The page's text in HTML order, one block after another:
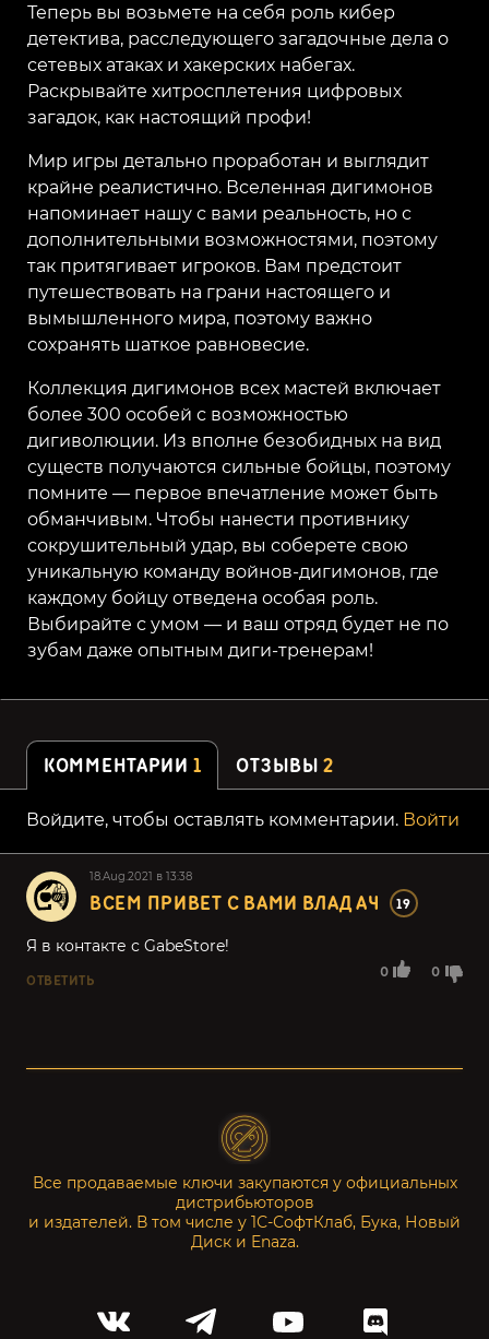
Теперь вы возьмете на себя роль кибер
детектива, расследующего загадочные дела о
сетевых атаках и хакерских набегах.
Раскрывайте хитросплетения цифровых
загадок, как настоящий профи!
Мир игры детально проработан и выглядит
крайне реалистично. Вселенная дигимонов
напоминает нашу с вами реальность, но с
дополнительными возможностями, поэтому
так притягивает игроков. Вам предстоит
путешествовать на грани настоящего и
вымышленного мира, поэтому важно
сохранять шаткое равновесие.
Коллекция дигимонов всех мастей включает
более 300 особей с возможностью
дигиволюции. Из вполне безобидных на вид
существ получаются сильные бойцы, поэтому
помните — первое впечатление может быть
обманчивым. Чтобы нанести противнику
сокрушительный удар, вы соберете свою
уникальную команду войнов-дигимонов, где
каждому бойцу отведена особая роль.
Выбирайте с умом — и ваш отряд будет не по
зубам даже опытным диги-тренерам!
КОММЕНТАРИИ 1 ОТЗЫВЫ2
Войдите, чтобы оставлять комментарии. Войти
18.Aug.2021 в 13:38
ВСЕМ ПРИВЕТ С ВАМИ ВЛАД А4 19
0 0
Я в контакте с GabeStore!
ОТВЕТИТЬ
Все продаваемые ключи закупаются у официальных
дистрибьюторов
и издателей. В том числе у 1С-СофтКлаб, Бука, Новый
Диск и Enaza.